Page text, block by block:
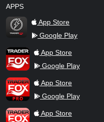
APPS
TraderFox Flash
App Store
Google Play
TraderFox AppApp Store
Google Play
TraderFox ProApp Store
Google Play
TraderFox dpa-AFX ProFeed
App Store